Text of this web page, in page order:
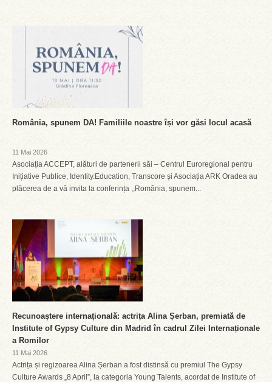
România, spunem DA! Familiile noastre își vor găsi locul acasă
11 Mai 2026
Asociația ACCEPT, alături de partenerii săi – Centrul Euroregional pentru
Inițiative Publice, Identity.Education, Transcore și Asociația ARK Oradea au
plăcerea de a vă invita la conferința ,,România, spunem...
Recunoaștere internațională: actrița Alina Șerban, premiată de
Institute of Gypsy Culture din Madrid în cadrul Zilei Internaționale
a Romilor
11 Mai 2026
Actrița și regizoarea Alina Șerban a fost distinsă cu premiul The Gypsy
Culture Awards „8 April”, la categoria Young Talents, acordat de Institute of